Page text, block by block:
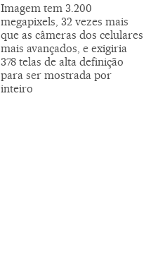
Imagem tem 3.200
megapixels, 32 vezes mais
que as câmeras dos celulares
mais avançados, e exigiria
378 telas de alta definição
para ser mostrada por
inteiro